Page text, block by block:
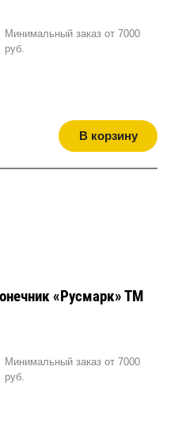
Минимальный заказ от 7000
руб.
В корзину
«Русмарк» ТМ
Минимальный заказ от 7000
руб.